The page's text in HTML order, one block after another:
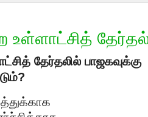
உள்ளாட்சித்
தேர்தலில் பாஜகவுக்கு